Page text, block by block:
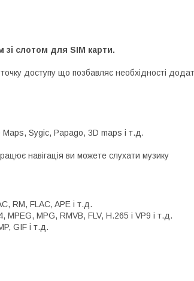
слотом для SIM карти.
доступу що позбавляє необхідності
Sygic, Papago, 3D maps і т.д.
навігація ви можете слухати музику
RM, FLAC, APE і т.д.
MPG, RMVB, FLV, H.265 і VP9 і т.д.
GIF і т.д.